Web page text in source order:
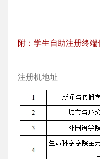
附：学生自助注册终端
注册机地址